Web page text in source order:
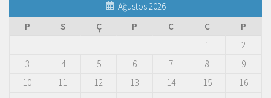
Ağustos 2026
P
S Ç P C C
P
1
2
3
4 5 6 7 8
9
10
11 12 13 14 15
16